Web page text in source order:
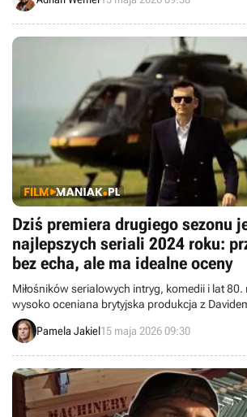
Dziś premiera drugiego sezonu
najlepszych seriali 2024 roku:
bez echa, ale ma idealne oceny
Miłośników serialowych intryg, komedii i lat
wysoko oceniana brytyjska produkcja z
dziś powróciła z drugim sezonem. Na Disney+
odcinki nowej odsłony.
Pamela Jakiel15 maja 2026 09:30